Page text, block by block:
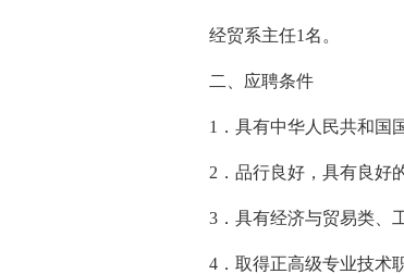
经贸系主任1名。
二、应聘条件
1．具有中华人民共和国
2．品行良好，具有良好
3．具有经济与贸易类、
4．取得正高级专业技术